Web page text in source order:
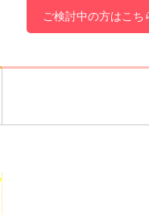
ご検討中の方はこち